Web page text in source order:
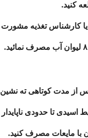
کنید.
کارشناس تغذیه مشورت
از مدت کوتاهی ته
اسیدی تا حدودی
با مایعات مصرف کنید.